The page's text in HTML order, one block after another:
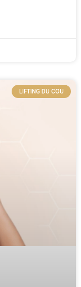
LIFTING DU COU